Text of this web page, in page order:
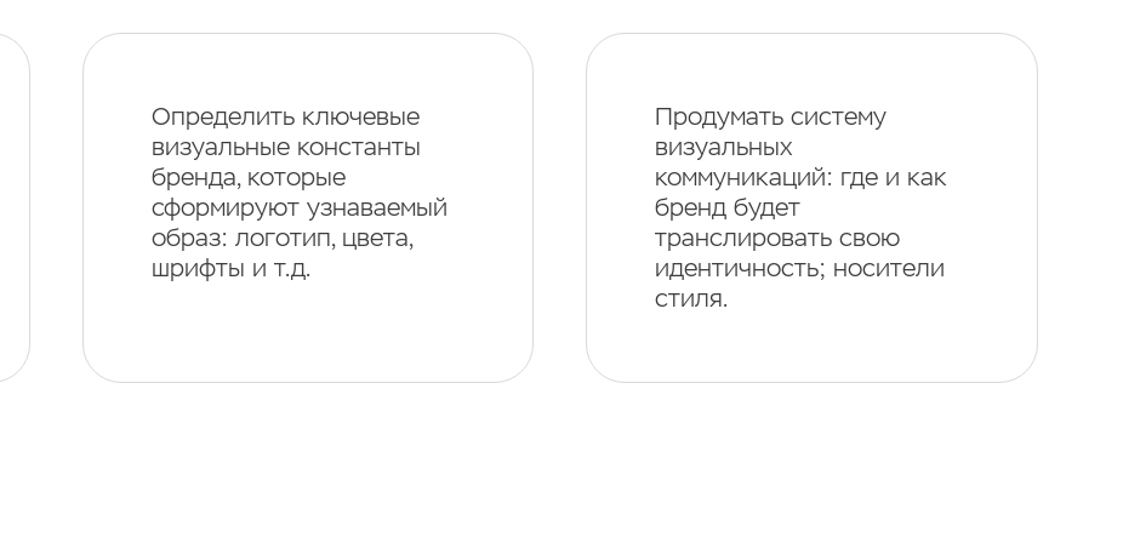
Определить ключевые
визуальные константы
бренда, которые
сформируют узнаваемый
образ: логотип, цвета,
шрифты и т.д.
Продумать систему
визуальных
коммуникаций: где и как
бренд будет
транслировать свою
идентичность; носители
стиля.